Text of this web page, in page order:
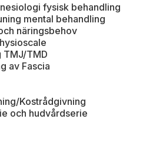
fysisk behandling
mental behandling
näringsbehov
TMJ/TMD
av Fascia
Kostrådgivning
och hudvårdserie